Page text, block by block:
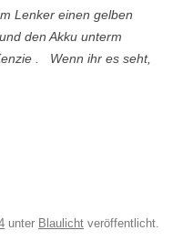
Lenker einen gelben
den Akku unterm
. Wenn ihr es seht,
unter Blaulicht veröffentlicht.